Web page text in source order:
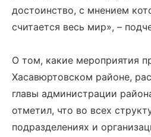
достоинство, с мнением
считается весь мир», –
О том, какие мероприятия
Хасавюртовском районе,
главы администрации
отметил, что во всех
подразделениях и